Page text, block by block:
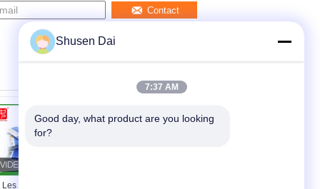
Contact
Les serres-câble en
Shusen Dai
7:37 AM
Good day, what product are you looking
for?